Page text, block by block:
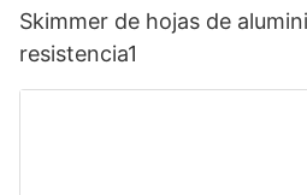
Skimmer de hojas de
resistencia1